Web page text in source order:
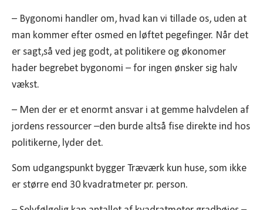
– Bygonomi handler om, hvad kan vi tillade os, uden at
man kommer efter osmed en løftet pegefinger. Når det
er sagt,så ved jeg godt, at politikere og økonomer
hader begrebet bygonomi – for ingen ønsker sig halv
vækst.
– Men der er et enormt ansvar i at gemme halvdelen af
jordens ressourcer –den burde altså fise direkte ind hos
politikerne, lyder det.
Som udgangspunkt bygger Træværk kun huse, som ikke
er større end 30 kvadratmeter pr. person.